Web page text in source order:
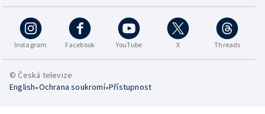
Instagram Facebook YouTube X Threads
© Česká televize
English•Ochrana soukromí•Přístupnost